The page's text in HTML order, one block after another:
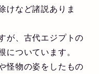
けなど諸説ありま
が、古代エジプトの
についています。
怪物の姿をしたもの